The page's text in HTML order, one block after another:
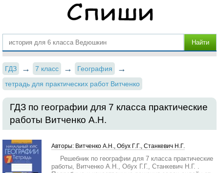
ГДЗ 7 класс
География
тетрадь для практических работ Витченко
ГДЗ по географии для 7 класса практические
работы Витченко А.Н.
Авторы: Витченко А.Н., Обух Г.Г., Станкевич Н.Г.
Решебник по географии для 7 класса практические
работы, Витченко А.Н., Обух Г.Г., Станкевич Н.Г. .